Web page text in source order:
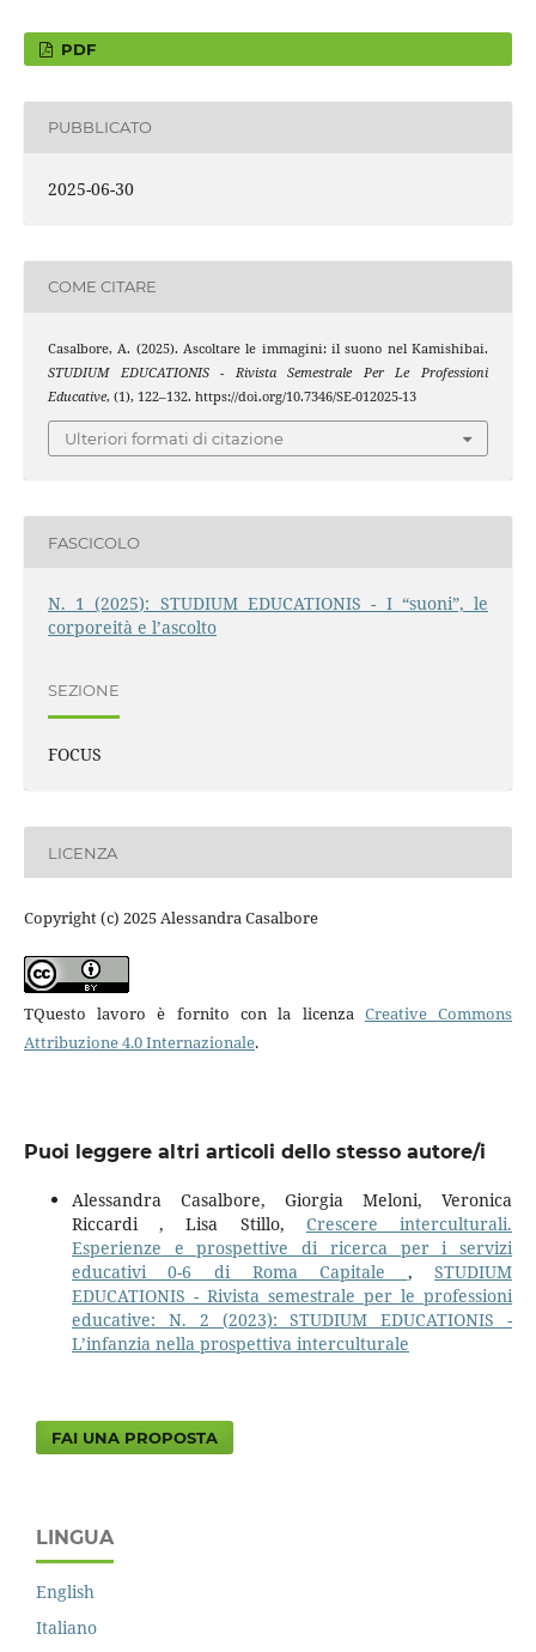
PDF
PUBBLICATO
2025-06-30
COME CITARE
Casalbore, A. (2025). Ascoltare le immagini: il suono nel Kamishibai.
STUDIUM EDUCATIONIS - Rivista Semestrale Per Le Professioni
Educative, (1), 122–132. https://doi.org/10.7346/SE-012025-13
Ulteriori formati di citazione
FASCICOLO
N. 1 (2025): STUDIUM EDUCATIONIS - I “suoni”, le
corporeità e l’ascolto
SEZIONE
FOCUS
LICENZA
Copyright (c) 2025 Alessandra Casalbore
TQuesto lavoro è fornito con la licenza Creative Commons
Attribuzione 4.0 Internazionale.
Puoi leggere altri articoli dello stesso autore/i
Alessandra Casalbore, Giorgia Meloni, Veronica
Riccardi , Lisa Stillo, Crescere interculturali.
Esperienze e prospettive di ricerca per i servizi
educativi 0-6 di Roma Capitale ,STUDIUM
EDUCATIONIS - Rivista semestrale per le professioni
educative: N. 2 (2023): STUDIUM EDUCATIONIS -
L’infanzia nella prospettiva interculturale
FAI UNA PROPOSTA
LINGUA
English
Italiano